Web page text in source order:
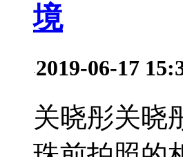
境
·2019-06-17
关晓彤关晓